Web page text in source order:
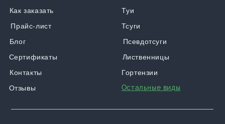
Как заказать
Прайс-лист
Отзывы
Контакты
Туи
Тсуги
Псевдотсуги
Лиственницы
Гортензии
Остальные виды
Блог
Сертификаты